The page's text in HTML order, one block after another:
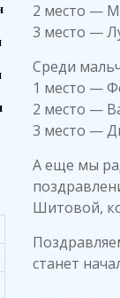
2 место —
3 место —
Среди
1 место —
2 место —
3 место —
А еще мы
Шитовой,
станет